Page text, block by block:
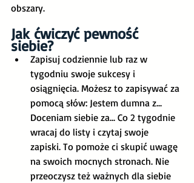
obszary.
Jak ćwiczyć pewność
siebie?
Zapisuj codziennie lub raz w
tygodniu swoje sukcesy i
osiągnięcia. Możesz to zapisywać za
pomocą słów: Jestem dumna z...
Doceniam siebie za... Co 2 tygodnie
wracaj do listy i czytaj swoje
zapiski. To pomoże ci skupić uwagę
na swoich mocnych stronach. Nie
przeoczysz też ważnych dla siebie